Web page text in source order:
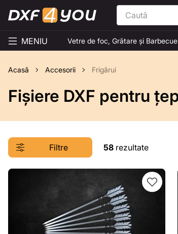
MENIU Vetre de foc, Grătare și Barbecue
Acasă Accesorii Frigărui
Fișiere DXF pentru
Filtre 58 rezultate